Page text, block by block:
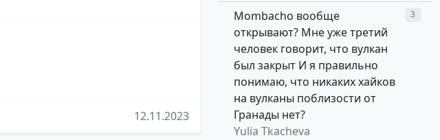
12.11.2023
Mombacho вообще
открывают? Мне уже третий
человек говорит, что вулкан
был закрыт И я правильно
понимаю, что никаких хайков
на вулканы поблизости от
Гранады нет?
Yulia Tkacheva
3